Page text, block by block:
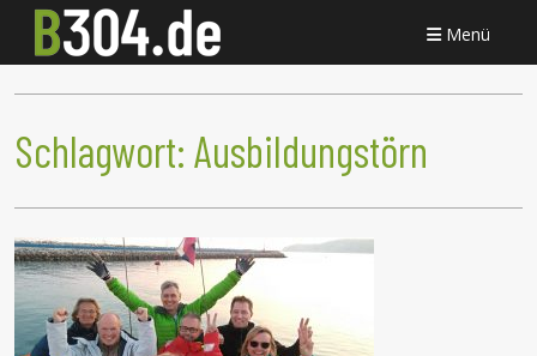
Menü
Schlagwort: Ausbildungstörn